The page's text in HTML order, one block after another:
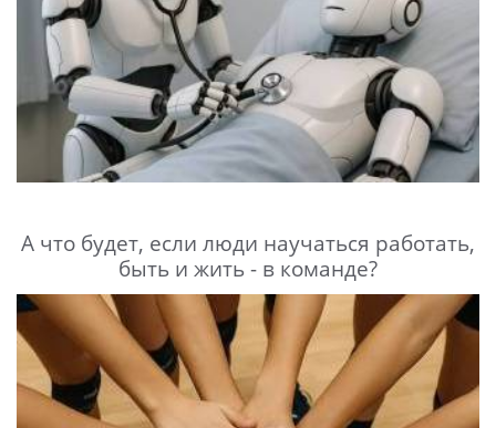
А что будет, если люди научаться работать,
быть и жить - в команде?